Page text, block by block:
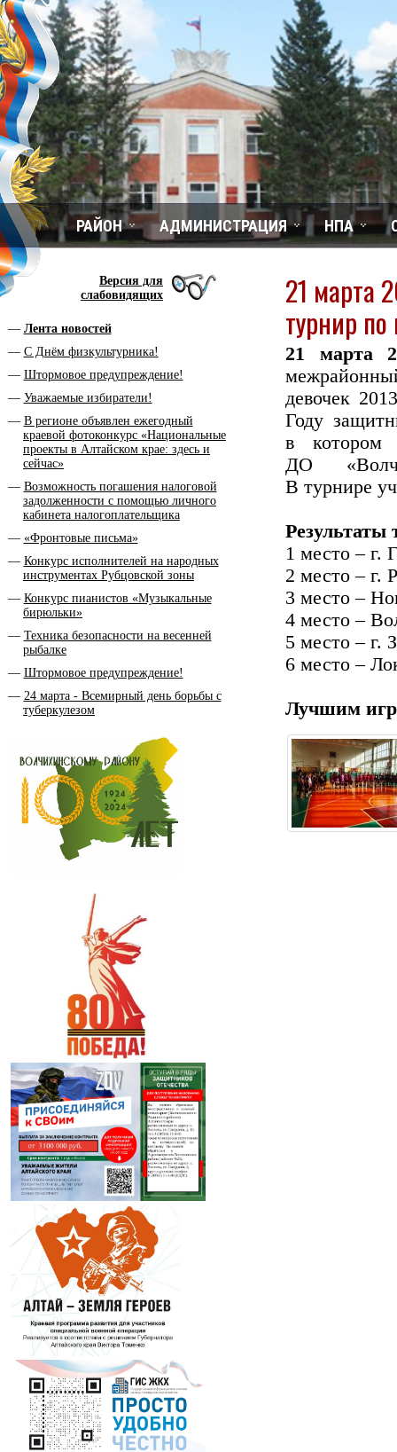
РАЙОН АДМИНИСТРАЦИЯ НПА
Версия для
слабовидящих
Лента новостей
С Днём физкультурника!
Штормовое предупреждение!
Уважаемые избиратели!
В регионе объявлен ежегодный
краевой фотоконкурс «Национальные
проекты в Алтайском крае: здесь и
сейчас»
Возможность погашения налоговой
задолженности с помощью личного
кабинета налогоплательщика
«Фронтовые письма»
Конкурс исполнителей на народных
инструментах Рубцовской зоны
Конкурс пианистов «Музыкальные
бирюльки»
Техника безопасности на весенней
рыбалке
Штормовое предупреждение!
24 марта - Всемирный день борьбы с
туберкулезом
21 марта
турнир
21 марта
девочек
Году
в котором
ДО
В турнире
1 место – г.
2 место – г.
3 место –
4 место –
5 место – г.
6 место –
Лучшим